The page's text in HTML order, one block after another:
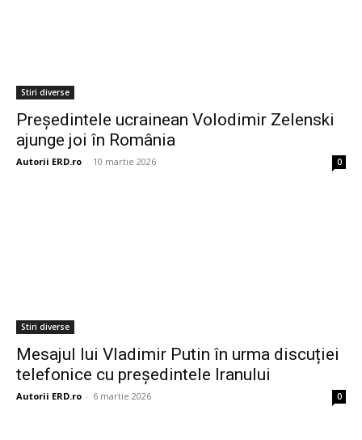
Stiri diverse
Președintele ucrainean Volodimir Zelenski
ajunge joi în România
Autorii ERD.ro - 10 martie 2026 0
Stiri diverse
Mesajul lui Vladimir Putin în urma discuției
telefonice cu președintele Iranului
Autorii ERD.ro - 6 martie 2026 0